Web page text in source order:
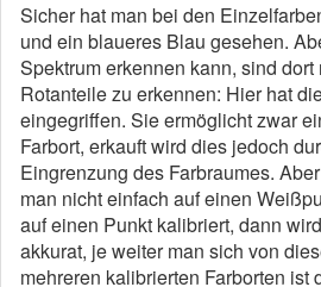
Sicher hat man bei den
und ein blaueres Blau gesehen.
Spektrum erkennen kann, sind
Rotanteile zu erkennen: Hier hat
eingegriffen. Sie ermöglicht zwar
Farbort, erkauft wird dies jedoch
Eingrenzung des Farbraumes.
man nicht einfach auf einen
auf einen Punkt kalibriert, dann
akkurat, je weiter man sich von
mehreren kalibrierten Farborten ist